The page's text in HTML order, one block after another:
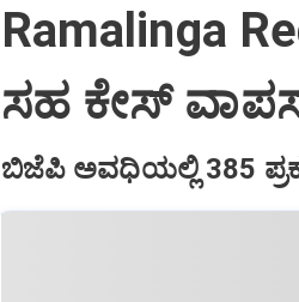
Ramalinga
ಸಹ ಕೇಸ್‌
ಬಿಜೆಪಿ ಅವಧಿಯಲ್ಲಿ 385